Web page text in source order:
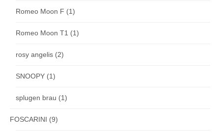
Romeo Moon F (1)
Romeo Moon T1 (1)
rosy angelis (2)
SNOOPY (1)
splugen brau (1)
FOSCARINI (9)